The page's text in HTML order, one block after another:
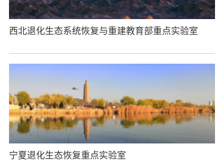
西北退化生态系统恢复与重建教育部重点实验室
宁夏退化生态恢复重点实验室